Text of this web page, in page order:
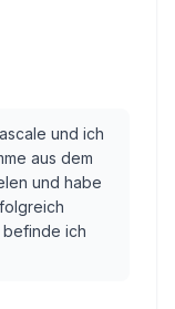
und ich
aus dem
und habe
befinde ich